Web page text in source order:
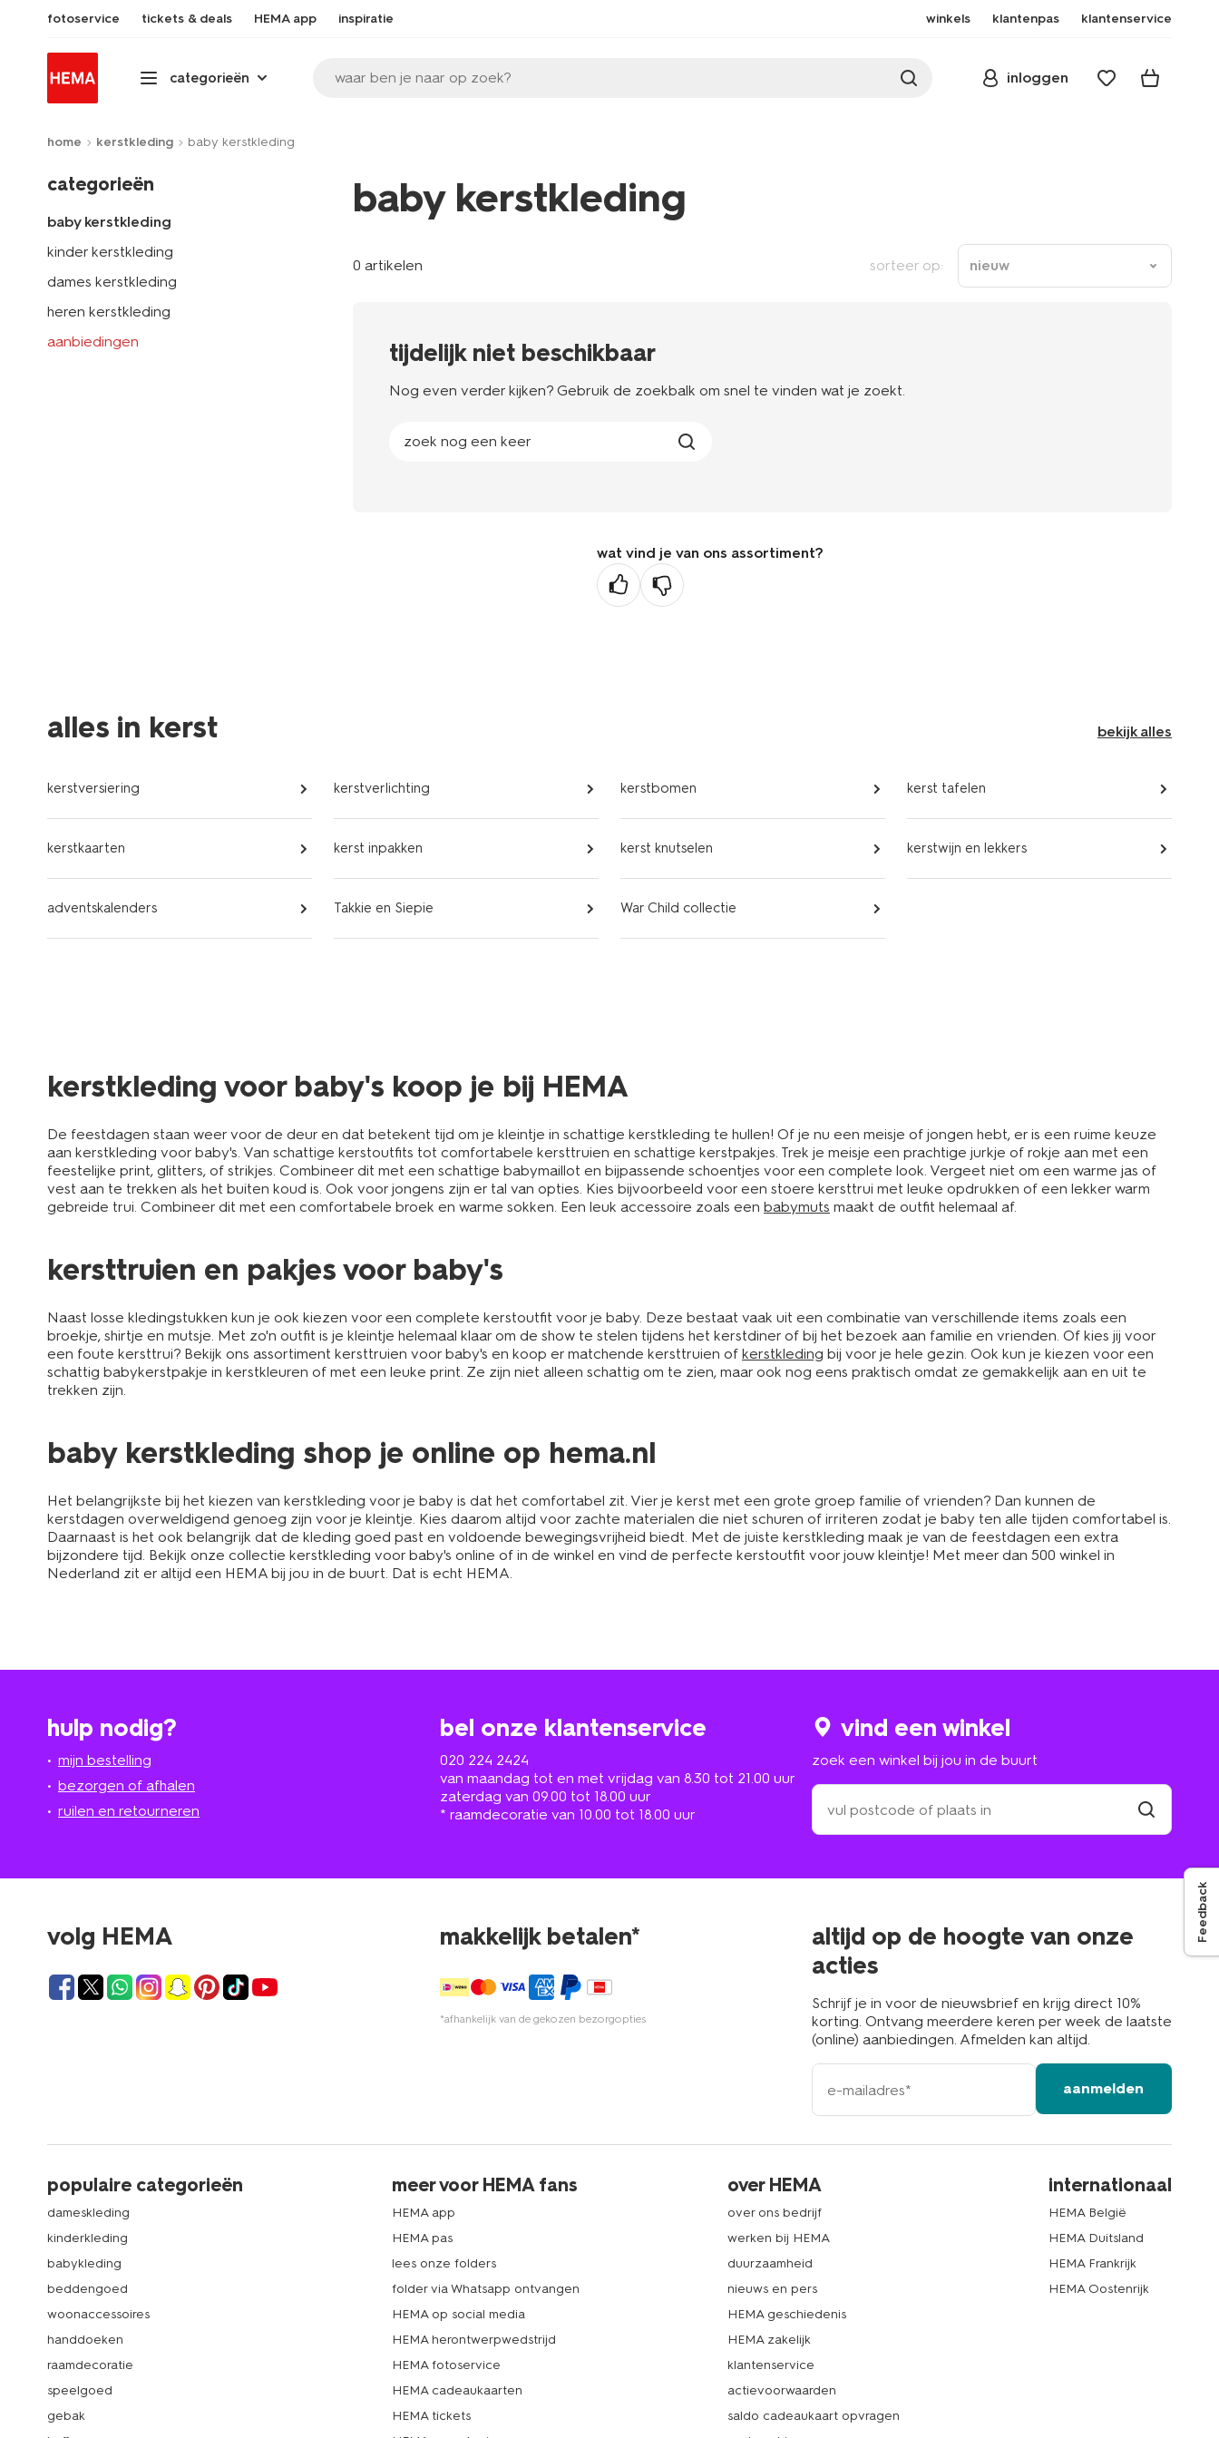
fotoservice tickets & deals HEMA app inspiratie winkels klantenpas klantenservice
categorieën waar ben je naar op zoek? inloggen
home kerstkleding baby kerstkleding
categorieën
baby kerstkleding
kinder kerstkleding
dames kerstkleding
heren kerstkleding
aanbiedingen
baby kerstkleding
0 artikelen sorteer op: nieuw
tijdelijk niet beschikbaar
Nog even verder kijken? Gebruik de zoekbalk om snel te vinden wat je zoekt.
zoek nog een keer
wat vind je van ons assortiment?
Feedback
alles in kerst bekijk alles
kerstversiering kerstverlichting kerstbomen kerst tafelen
kerstkaarten kerst inpakken kerst knutselen kerstwijn en lekkers
adventskalenders Takkie en Siepie War Child collectie
kerstkleding voor baby's koop je bij HEMA
De feestdagen staan weer voor de deur en dat betekent tijd om je kleintje in schattige kerstkleding te hullen! Of je nu een meisje of jongen hebt, er is een ruime keuze
aan kerstkleding voor baby's. Van schattige kerstoutfits tot comfortabele kersttruien en schattige kerstpakjes. Trek je meisje een prachtige jurkje of rokje aan met een
feestelijke print, glitters, of strikjes. Combineer dit met een schattige babymaillot en bijpassende schoentjes voor een complete look. Vergeet niet om een warme jas of
vest aan te trekken als het buiten koud is. Ook voor jongens zijn er tal van opties. Kies bijvoorbeeld voor een stoere kersttrui met leuke opdrukken of een lekker warm
gebreide trui. Combineer dit met een comfortabele broek en warme sokken. Een leuk accessoire zoals een babymuts maakt de outfit helemaal af.
kersttruien en pakjes voor baby's
Naast losse kledingstukken kun je ook kiezen voor een complete kerstoutfit voor je baby. Deze bestaat vaak uit een combinatie van verschillende items zoals een
broekje, shirtje en mutsje. Met zo'n outfit is je kleintje helemaal klaar om de show te stelen tijdens het kerstdiner of bij het bezoek aan familie en vrienden. Of kies jij voor
een foute kersttrui? Bekijk ons assortiment kersttruien voor baby's en koop er matchende kersttruien of kerstkleding bij voor je hele gezin. Ook kun je kiezen voor een
schattig babykerstpakje in kerstkleuren of met een leuke print. Ze zijn niet alleen schattig om te zien, maar ook nog eens praktisch omdat ze gemakkelijk aan en uit te
trekken zijn.
baby kerstkleding shop je online op hema.nl
Het belangrijkste bij het kiezen van kerstkleding voor je baby is dat het comfortabel zit. Vier je kerst met een grote groep familie of vrienden? Dan kunnen de
kerstdagen overweldigend genoeg zijn voor je kleintje. Kies daarom altijd voor zachte materialen die niet schuren of irriteren zodat je baby ten alle tijden comfortabel is.
Daarnaast is het ook belangrijk dat de kleding goed past en voldoende bewegingsvrijheid biedt. Met de juiste kerstkleding maak je van de feestdagen een extra
bijzondere tijd. Bekijk onze collectie kerstkleding voor baby's online of in de winkel en vind de perfecte kerstoutfit voor jouw kleintje! Met meer dan 500 winkel in
Nederland zit er altijd een HEMA bij jou in de buurt. Dat is echt HEMA.
hulp nodig?
mijn bestelling
bezorgen of afhalen
ruilen en retourneren
bel onze klantenservice
020 224 2424
van maandag tot en met vrijdag van 8.30 tot 21.00 uur
zaterdag van 09.00 tot 18.00 uur
* raamdecoratie van 10.00 tot 18.00 uur
vind een winkel
zoek een winkel bij jou in de buurt
zoek
een
winkel
in
volg HEMA makkelijk betalen*
*afhankelijk van de gekozen bezorgopties
altijd op de hoogte van onze
acties
Schrijf je in voor de nieuwsbrief en krijg direct 10%
korting. Ontvang meerdere keren per week de laatste
(online) aanbiedingen. Afmelden kan altijd.
e-
mailadres
aanmelden
populaire categorieën
dameskleding
kinderkleding
babykleding
beddengoed
woonaccessoires
handdoeken
raamdecoratie
speelgoed
gebak
meer voor HEMA fans
HEMA app
HEMA pas
lees onze folders
folder via Whatsapp ontvangen
HEMA op social media
HEMA herontwerpwedstrijd
HEMA fotoservice
HEMA cadeaukaarten
HEMA tickets
over HEMA
over ons bedrijf
werken bij HEMA
duurzaamheid
nieuws en pers
HEMA geschiedenis
HEMA zakelijk
klantenservice
actievoorwaarden
saldo cadeaukaart opvragen
internationaal
HEMA België
HEMA Duitsland
HEMA Frankrijk
HEMA Oostenrijk